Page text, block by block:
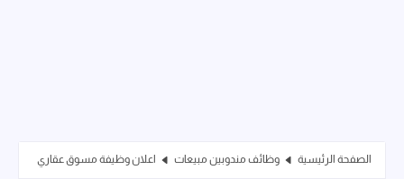
الصفحة الرئيسية وظائف مندوبين مبيعات اعلان وظيفة مسوق عقاري